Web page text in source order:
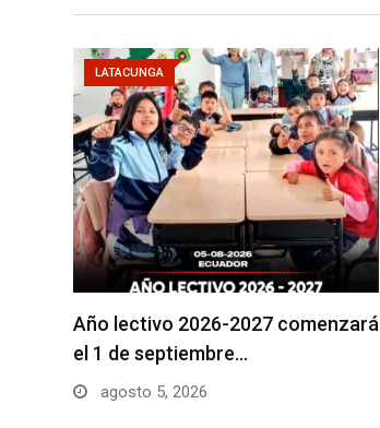
LATACUNGA
Año lectivo 2026-2027 comenzará
el 1 de septiembre…
agosto 5, 2026